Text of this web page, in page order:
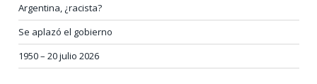
Argentina, ¿racista?
Se aplazó el gobierno
1950 – 20 julio 2026